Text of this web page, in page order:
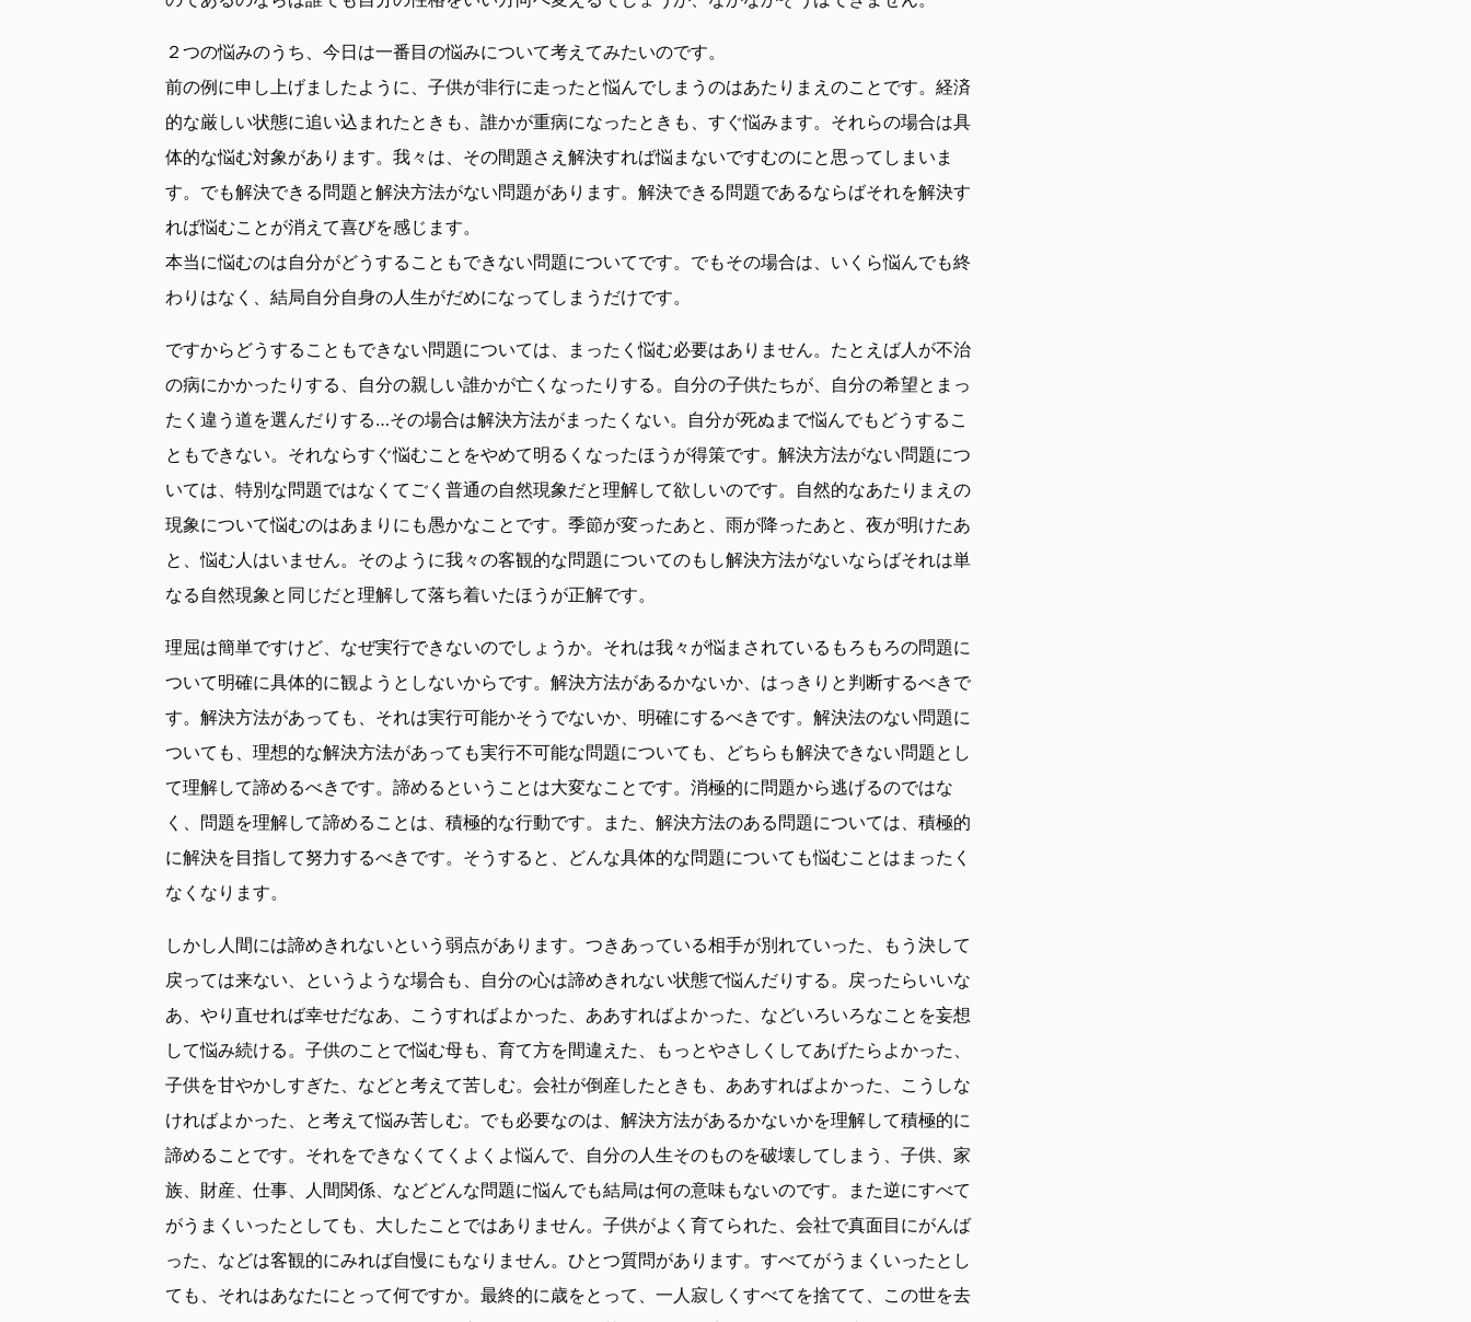
２つの悩みのうち、今日は一番目の悩みについて考えてみたいのです。
前の例に申し上げましたように、子供が非行に走ったと悩んでしまうのはあたりまえのことです。経済
的な厳しい状態に追い込まれたときも、誰かが重病になったときも、すぐ悩みます。それらの場合は具
体的な悩む対象があります。我々は、その間題さえ解決すれば悩まないですむのにと思ってしまいま
す。でも解決できる問題と解決方法がない問題があります。解決できる問題であるならばそれを解決す
れば悩むことが消えて喜びを感じます。
本当に悩むのは自分がどうすることもできない問題についてです。でもその場合は、いくら悩んでも終
わりはなく、結局自分自身の人生がだめになってしまうだけです。
ですからどうすることもできない問題については、まったく悩む必要はありません。たとえば人が不治
の病にかかったりする、自分の親しい誰かが亡くなったりする。自分の子供たちが、自分の希望とまっ
たく違う道を選んだりする…その場合は解決方法がまったくない。自分が死ぬまで悩んでもどうするこ
ともできない。それならすぐ悩むことをやめて明るくなったほうが得策です。解決方法がない問題につ
いては、特別な問題ではなくてごく普通の自然現象だと理解して欲しいのです。自然的なあたりまえの
現象について悩むのはあまりにも愚かなことです。季節が変ったあと、雨が降ったあと、夜が明けたあ
と、悩む人はいません。そのように我々の客観的な問題についてのもし解決方法がないならばそれは単
なる自然現象と同じだと理解して落ち着いたほうが正解です。
理屈は簡単ですけど、なぜ実行できないのでしょうか。それは我々が悩まされているもろもろの問題に
ついて明確に具体的に観ようとしないからです。解決方法があるかないか、はっきりと判断するべきで
す。解決方法があっても、それは実行可能かそうでないか、明確にするべきです。解決法のない問題に
ついても、理想的な解決方法があっても実行不可能な問題についても、どちらも解決できない問題とし
て理解して諦めるべきです。諦めるということは大変なことです。消極的に問題から逃げるのではな
く、問題を理解して諦めることは、積極的な行動です。また、解決方法のある問題については、積極的
に解決を目指して努力するべきです。そうすると、どんな具体的な問題についても悩むことはまったく
なくなります。
しかし人間には諦めきれないという弱点があります。つきあっている相手が別れていった、もう決して
戻っては来ない、というような場合も、自分の心は諦めきれない状態で悩んだりする。戻ったらいいな
あ、やり直せれば幸せだなあ、こうすればよかった、ああすればよかった、などいろいろなことを妄想
して悩み続ける。子供のことで悩む母も、育て方を間違えた、もっとやさしくしてあげたらよかった、
子供を甘やかしすぎた、などと考えて苦しむ。会社が倒産したときも、ああすればよかった、こうしな
ければよかった、と考えて悩み苦しむ。でも必要なのは、解決方法があるかないかを理解して積極的に
諦めることです。それをできなくてくよくよ悩んで、自分の人生そのものを破壊してしまう、子供、家
族、財産、仕事、人間関係、などどんな問題に悩んでも結局は何の意味もないのです。また逆にすべて
がうまくいったとしても、大したことではありません。子供がよく育てられた、会社で真面目にがんば
った、などは客観的にみれば自慢にもなりません。ひとつ質問があります。すべてがうまくいったとし
ても、それはあなたにとって何ですか。最終的に歳をとって、一人寂しくすべてを捨てて、この世を去